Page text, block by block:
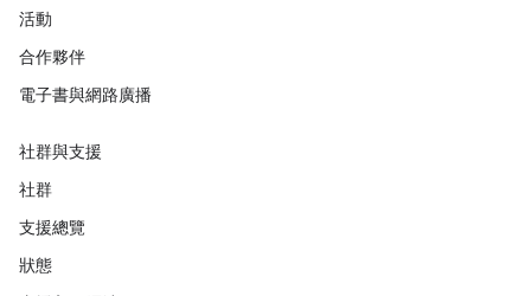
活動
合作夥伴
電子書與網路廣播
社群與支援
社群
支援總覽
狀態